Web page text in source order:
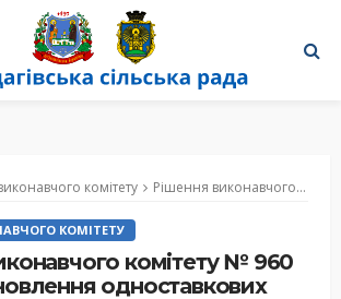
комітету Рішення виконавчого комітету № 960 “Про встановлення одноставкових тарифів на теплову енергію, її виробництво, транспортування та постачання, послуги з постачання теплової енергії, які надаються КП «Борщагівка» Борщагівської сільської ради Бучанського району Київської області для бюджетних установ по вул. Коцюбинського, 9 в с. Чайки на опалювальний період 2025/2026 років”
КОМІТЕТУ
комітету № 960
одноставкових